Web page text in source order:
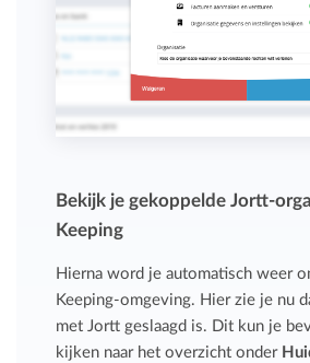
Bekijk je gekoppelde Jortt-
Keeping
Hierna word je automatisch weer
Keeping-omgeving. Hier zie je nu
met Jortt geslaagd is. Dit kun je
kijken naar het overzicht onder